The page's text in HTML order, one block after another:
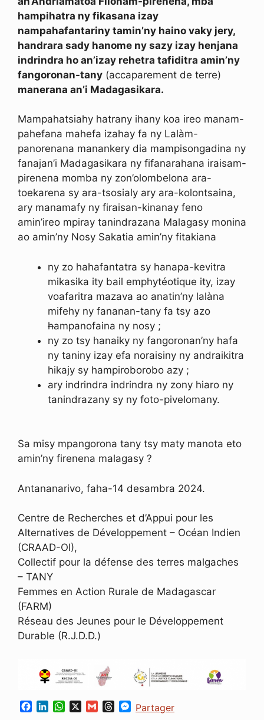
hampihatra ny fikasana izay
nampahafantariny tamin’ny haino vaky jery,
handrara sady hanome ny sazy izay henjana
indrindra ho an’izay rehetra tafiditra amin’ny
fangoronan-tany (accaparement de terre)
manerana an’i Madagasikara.
Mampahatsiahy hatrany ihany koa ireo manam-
pahefana mahefa izahay fa ny Lalàm-
panorenana manankery dia mampisongadina ny
fanajan’i Madagasikara ny fifanarahana iraisam-
pirenena momba ny zon’olombelona ara-
toekarena sy ara-tsosialy ary ara-kolontsaina,
ary manamafy ny firaisan-kinanay feno
amin’ireo mpiray tanindrazana Malagasy monina
ao amin’ny Nosy Sakatia amin’ny fitakiana
ny zo hahafantatra sy hanapa-kevitra
mikasika ity bail emphytéotique ity, izay
voafaritra mazava ao anatin’ny lalàna
mifehy ny fananan-tany fa tsy azo
hampanofaina ny nosy ;
ny zo tsy hanaiky ny fangoronan’ny hafa
ny taniny izay efa noraisiny ny andraikitra
hikajy sy hampiroborobo azy ;
ary indrindra indrindra ny zony hiaro ny
tanindrazany sy ny foto-pivelomany.
Sa misy mpangorona tany tsy maty manota eto
amin’ny firenena malagasy ?
Antananarivo, faha-14 desambra 2024.
Centre de Recherches et d’Appui pour les
Alternatives de Développement – Océan Indien
(CRAAD-OI),
Collectif pour la défense des terres malgaches
– TANY
Femmes en Action Rurale de Madagascar
(FARM)
Réseau des Jeunes pour le Développement
Durable (R.J.D.D.)
W
G
M
Partager